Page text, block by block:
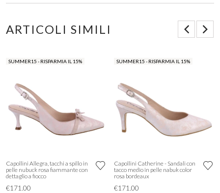
ARTICOLI SIMILI
SUMMER15 - RISPARMIA IL 15%
Capollini Allegra, tacchi a spillo in
pelle nubuck rosa fiammante con
dettaglio a fiocco
€171.00
SUMMER15 - RISPARMIA IL 15%
Capollini Catherine - Sandali con
tacco medio in pelle nabuk color
rosa bordeaux
€171.00